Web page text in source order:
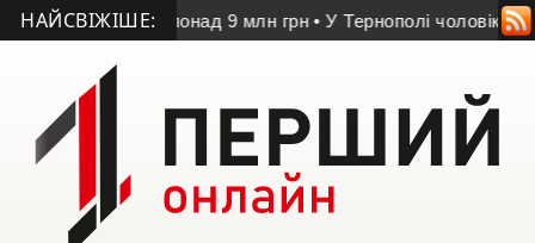
НАЙСВІЖІШЕ:
понад 9 млн грн • У Тернополі чоловіка засудили за